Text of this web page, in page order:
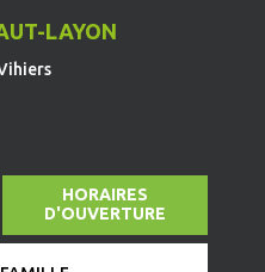
LAYON
HORAIRES
D'OUVERTURE